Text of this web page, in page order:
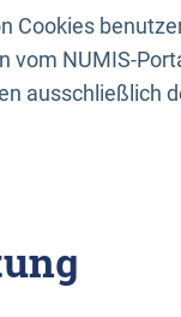
Cookies
vom NUMIS-
ausschließlich